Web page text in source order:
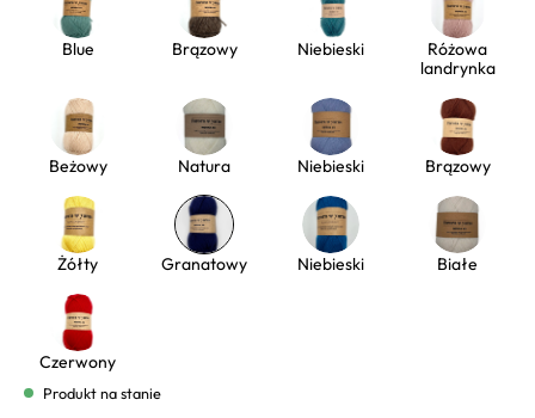
Blue Brązowy Niebieski
Różowa
landrynka
Beżowy Natura Niebieski Brązowy
Żółty Granatowy Niebieski Białe
Czerwony
Produkt na stanie